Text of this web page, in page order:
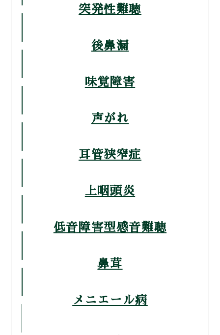
突発性難聴
後鼻漏
味覚障害
声がれ
耳管狭窄症
上咽頭炎
低音障害型感音難聴
鼻茸
メニエール病